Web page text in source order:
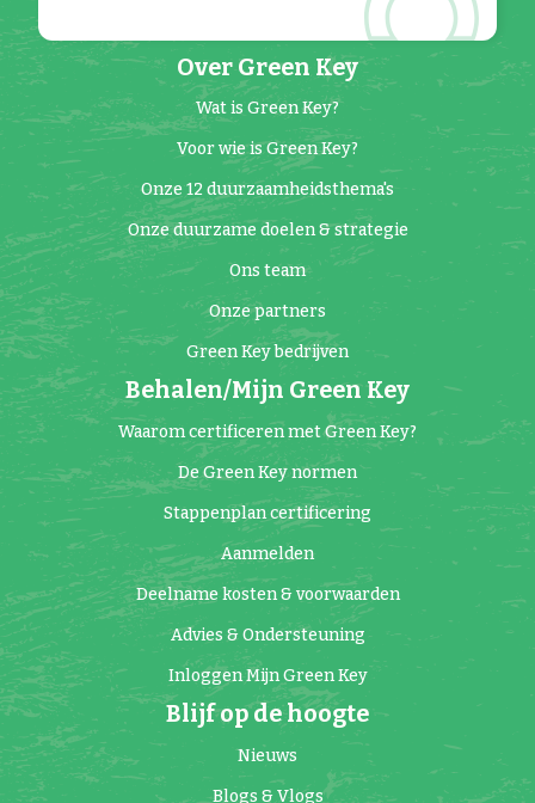
Over Green Key
Wat is Green Key?
Voor wie is Green Key?
Onze 12 duurzaamheidsthema's
Onze duurzame doelen & strategie
Ons team
Onze partners
Green Key bedrijven
Behalen/Mijn Green Key
Waarom certificeren met Green Key?
De Green Key normen
Stappenplan certificering
Aanmelden
Deelname kosten & voorwaarden
Advies & Ondersteuning
Inloggen Mijn Green Key
Blijf op de hoogte
Nieuws
Blogs & Vlogs